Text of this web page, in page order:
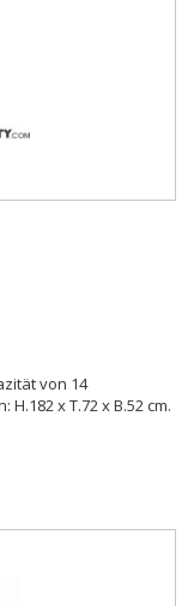
von 14
x T.72 x B.52 cm.